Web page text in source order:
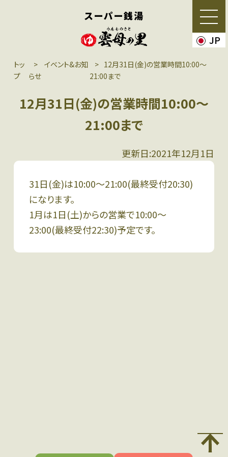
スーパー銭湯
JP
トッ
プ
イベント&お知
らせ
12月31日(金)の営業時間10:00〜
21:00まで
12月31日(金)の営業時間10:00〜
21:00まで
更新日:2021年12月1日
31日(金)は10:00〜21:00(最終受付20:30)
になります。
1月は1日(土)からの営業で10:00〜
23:00(最終受付22:30)予定です。